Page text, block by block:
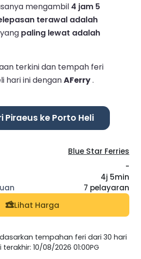
mengambil 4 jam 5
terawal adalah
paling lewat adalah
terkini dan tempah feri
hari ini denganAFerry.
Piraeus ke Porto Heli
Blue Star Ferries
-
4j 5min
7 pelayaran
Lihat Harga
tempahan feri dari 30 hari
10/08/2026 01:00PG